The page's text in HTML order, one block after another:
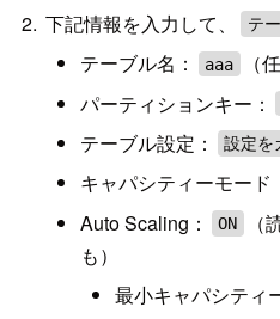
下記情報を入力して、 テ
テーブル名：
aaa
（
パーティションキー：
テーブル設定：
設定を
キャパシティーモード
Auto Scaling： ON
も）
最小キャパシティ